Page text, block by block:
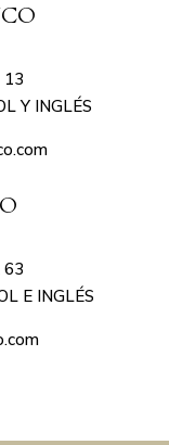
13
Y INGLÉS
63
E INGLÉS